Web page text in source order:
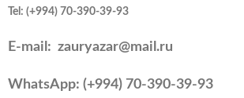
Tel: (+994) 70-390-39-93
E-mail: zauryazar@mail.ru
WhatsApp: (+994) 70-390-39-93